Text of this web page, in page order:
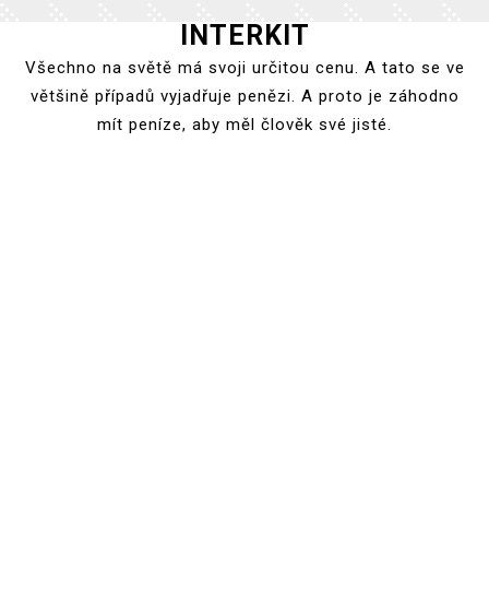
content
INTERKIT
Všechno na světě má svoji určitou cenu. A tato se ve
většině případů vyjadřuje penězi. A proto je záhodno
mít peníze, aby měl člověk své jisté.